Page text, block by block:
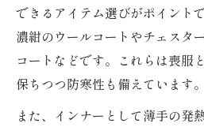
できるアイテム選びがポイント
濃紺のウールコートやチェスタ
コートなどです。これらは喪服
保ちつつ防寒性も備えています。
また、インナーとして薄手の発